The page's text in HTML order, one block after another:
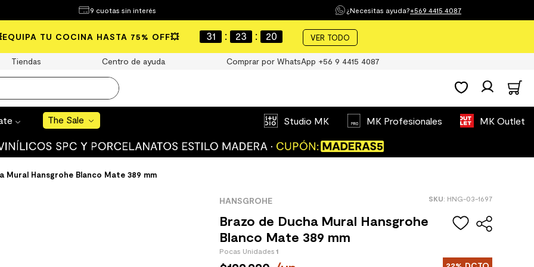
9 cuotas sin interés ¿Necesitas ayuda?+569 4415 4087
TU COCINA HASTA 75% OFF💥 31 : 23 : 19 VER TODO
Tiendas Centro de ayuda Comprar por WhatsApp +56 9 4415 4087
The Sale Studio MK MK Profesionales MK Outlet
Sale
¿Qué estás buscando?
Mural Hansgrohe Blanco Mate 389 mm
HANSGROHE : HNG-03-1697
Brazo de Ducha Mural Hansgrohe
Blanco Mate 389 mm
Pocas Unidades 1